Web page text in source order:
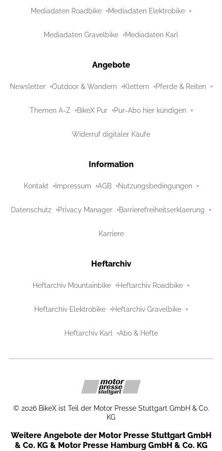
Mediadaten Roadbike Mediadaten Elektrobike
Mediadaten Gravelbike Mediadaten Karl
Angebote
Newsletter Outdoor & Wandern Klettern Pferde & Reiten
Themen A-Z BikeX Pur Pur-Abo hier kündigen
Widerruf digitaler Käufe
Information
Kontakt Impressum AGB Nutzungsbedingungen
Datenschutz Privacy Manager Barrierefreiheitserklaerung
Karriere
Heftarchiv
Heftarchiv Mountainbike Heftarchiv Roadbike
Heftarchiv Elektrobike Heftarchiv Gravelbike
Heftarchiv Karl Abo & Hefte
© 2026 BikeX ist Teil der Motor Presse Stuttgart GmbH & Co.
KG
Weitere Angebote der Motor Presse Stuttgart GmbH
& Co. KG & Motor Presse Hamburg GmbH & Co. KG